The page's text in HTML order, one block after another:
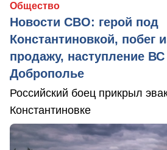
Общество
Новости СВО: герой под
Константиновкой, побег
продажу, наступление
Доброполье
Российский боец прикрыл
Константиновке